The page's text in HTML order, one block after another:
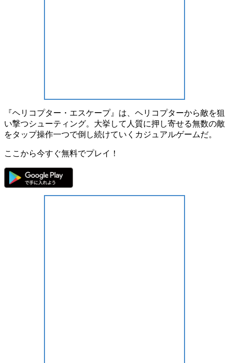
『ヘリコプター・エスケープ』 は、ヘリコプターから敵を狙
い撃つシューティング。大挙して人質に押し寄せる無数の敵
をタップ操作一つで倒し続けていくカジュアルゲームだ。
ここから今すぐ無料でプレイ！